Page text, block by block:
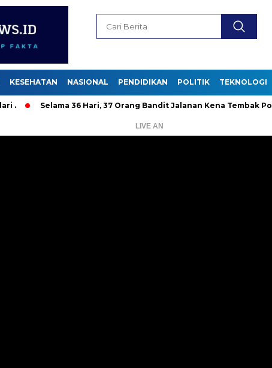
KESEHATAN NASIONAL PENDIDIKAN POLITIK TEKNOLOGI
Selama 36 Hari, 37 Orang Bandit Jalanan Kena Tembak Polrestabes
LIVE AN